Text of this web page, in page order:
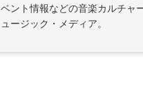
ベント情報などの音楽カルチャ
ュージック・メディア。